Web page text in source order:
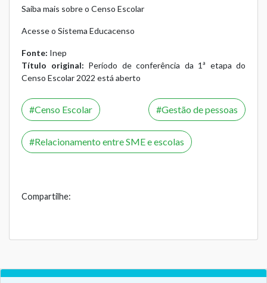
Saiba mais sobre o Censo Escolar
Acesse o Sistema Educacenso
Fonte: Inep
Título original: Período de conferência da 1ª etapa do
Censo Escolar 2022 está aberto
Censo Escolar Gestão de pessoas
Relacionamento entre SME e escolas
Compartilhe: